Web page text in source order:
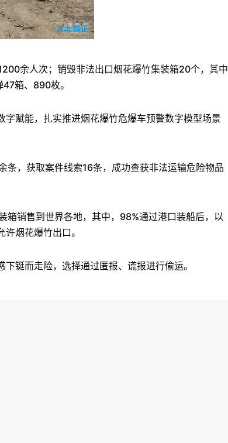
余人次；销毁非法出口烟花爆竹集装箱20个，其中
箱、890枚。
赋能，扎实推进烟花爆竹危爆车预警数字模型场景
，获取案件线索16条，成功查获非法运输危险物品
箱销售到世界各地，其中，98%通过港口装船后，以
烟花爆竹出口。
铤而走险，选择通过匿报、谎报进行偷运。